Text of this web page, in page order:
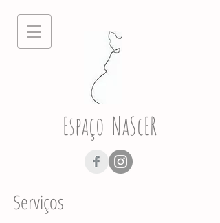
Espaço NaScER
Serviços